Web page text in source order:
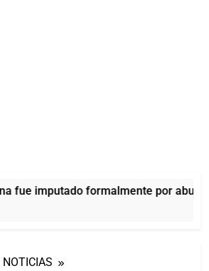
fue imputado formalmente por abuso